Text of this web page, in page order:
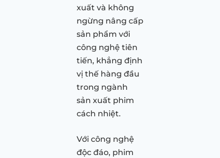
xuất và không
ngừng nâng cấp
sản phẩm với
công nghệ tiên
tiến, khẳng định
vị thế hàng đầu
trong ngành
sản xuất phim
cách nhiệt.
Với công nghệ
độc đáo, phim